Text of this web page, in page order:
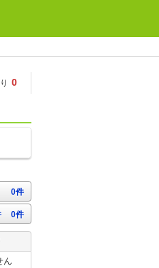
0
0件
0件
ん